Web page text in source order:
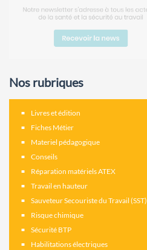
Nos rubriques
Livres et édition
Fiches Métier
Materiel pédagogique
Conseils
Réparation matériels ATEX
Travail en hauteur
Sauveteur Secouriste du Travail (SST)
Risque chimique
Sécurité BTP
Habilitations électriques